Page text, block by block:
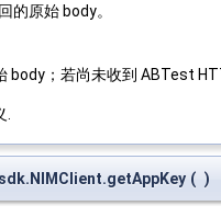
的原始 body。
body；若尚未收到 ABTest
.
( )